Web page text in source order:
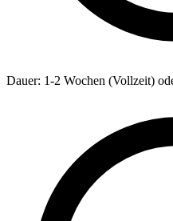
Dauer: 1-2 Wochen (Vollzeit)